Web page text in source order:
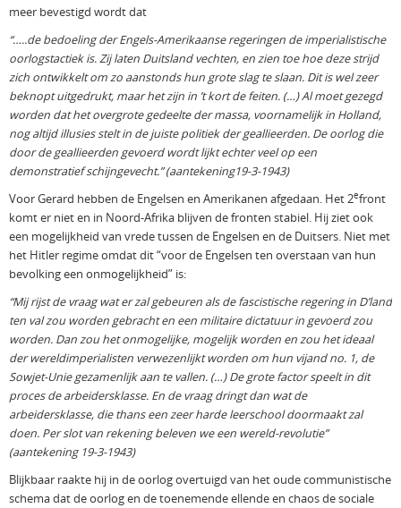
meer bevestigd wordt dat
“…..de bedoeling der Engels-Amerikaanse regeringen de imperialistische
oorlogstactiek is. Zij laten Duitsland vechten, en zien toe hoe deze strijd
zich ontwikkelt om zo aanstonds hun grote slag te slaan. Dit is wel zeer
beknopt uitgedrukt, maar het zijn in ’t kort de feiten. (…) Al moet gezegd
worden dat het overgrote gedeelte der massa, voornamelijk in Holland,
nog altijd illusies stelt in de juiste politiek der geallieerden. De oorlog die
door de geallieerden gevoerd wordt lijkt echter veel op een
demonstratief schijngevecht.” (aantekening19-3-1943)
Voor Gerard hebben de Engelsen en Amerikanen afgedaan. Het 2efront
komt er niet en in Noord-Afrika blijven de fronten stabiel. Hij ziet ook
een mogelijkheid van vrede tussen de Engelsen en de Duitsers. Niet met
het Hitler regime omdat dit “voor de Engelsen ten overstaan van hun
bevolking een onmogelijkheid” is:
“Mij rijst de vraag wat er zal gebeuren als de fascistische regering in D’land
ten val zou worden gebracht en een militaire dictatuur in gevoerd zou
worden. Dan zou het onmogelijke, mogelijk worden en zou het ideaal
der wereldimperialisten verwezenlijkt worden om hun vijand no. 1, de
Sowjet-Unie gezamenlijk aan te vallen. (…) De grote factor speelt in dit
proces de arbeidersklasse. En de vraag dringt dan wat de
arbeidersklasse, die thans een zeer harde leerschool doormaakt zal
doen. Per slot van rekening beleven we een wereld-revolutie”
(aantekening 19-3-1943)
Blijkbaar raakte hij in de oorlog overtuigd van het oude communistische
schema dat de oorlog en de toenemende ellende en chaos de sociale